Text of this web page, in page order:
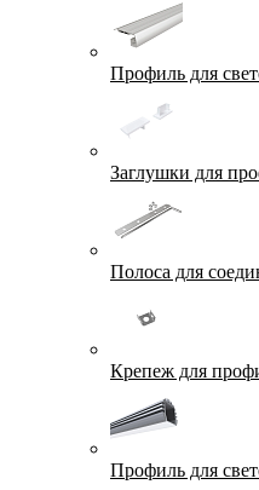
Профиль для
Заглушки для
Полоса для
Крепеж для
Профиль для